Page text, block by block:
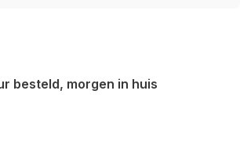
besteld, morgen in huis